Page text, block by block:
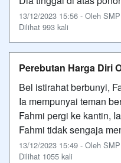
13/12/2023 15:56 - Oleh
Dilihat 993 kali
Perebutan Harga Diri
Bel istirahat berbunyi,
Ia mempunyai teman
Fahmi pergi ke kantin,
Fahmi tidak sengaja
13/12/2023 15:49 - Oleh
Dilihat 1055 kali